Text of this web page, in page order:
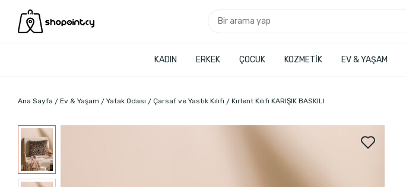
KADIN ERKEK ÇOCUK KOZMETİK EV & YAŞAM
Ana Sayfa Ev & Yaşam Yatak Odası Çarsaf ve Yastık Kılıfı Kırlent Kılıfı KARIŞIK BASKILI